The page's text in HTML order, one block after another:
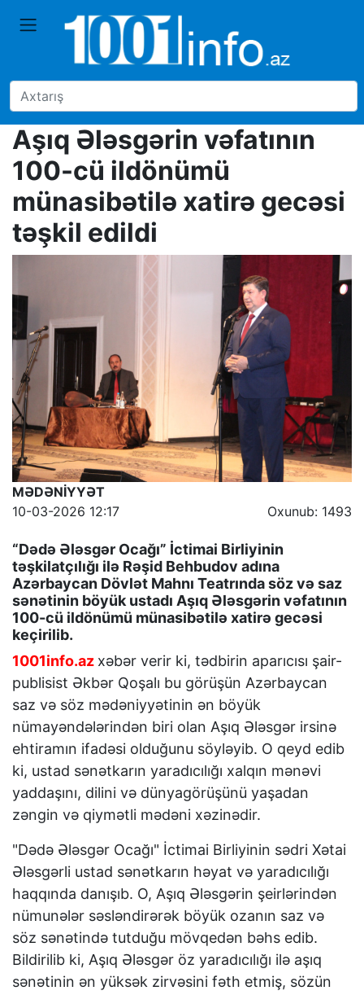
Aşıq Ələsgərin vəfatının
100-cü ildönümü
münasibətilə xatirə gecəsi
təşkil edildi
MƏDƏNİYYƏT
Oxunub: 1493
10-03-2026 12:17
“Dədə Ələsgər Ocağı” İctimai Birliyinin
təşkilatçılığı ilə Rəşid Behbudov adına
Azərbaycan Dövlət Mahnı Teatrında söz və saz
sənətinin böyük ustadı Aşıq Ələsgərin vəfatının
100-cü ildönümü münasibətilə xatirə gecəsi
keçirilib.
1001info.az xəbər verir ki, tədbirin aparıcısı şair-
publisist Əkbər Qoşalı bu görüşün Azərbaycan
saz və söz mədəniyyətinin ən böyük
nümayəndələrindən biri olan Aşıq Ələsgər irsinə
ehtiramın ifadəsi olduğunu söyləyib. O qeyd edib
ki, ustad sənətkarın yaradıcılığı xalqın mənəvi
yaddaşını, dilini və dünyagörüşünü yaşadan
zəngin və qiymətli mədəni xəzinədir.
"Dədə Ələsgər Ocağı" İctimai Birliyinin sədri Xətai
Ələsgərli ustad sənətkarın həyat və yaradıcılığı
haqqında danışıb. O, Aşıq Ələsgərin şeirlərindən
nümunələr səsləndirərək böyük ozanın saz və
söz sənətində tutduğu mövqedən bəhs edib.
Bildirilib ki, Aşıq Ələsgər öz yaradıcılığı ilə aşıq
sənətinin ən yüksək zirvəsini fəth etmiş, sözün